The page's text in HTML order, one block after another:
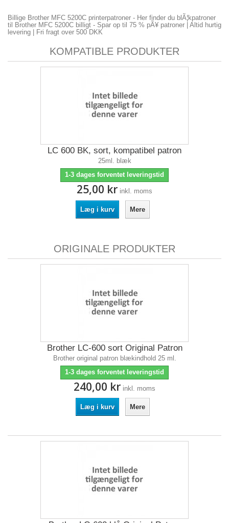
Billige Brother MFC 5200C printerpatroner - Her finder du blÃ¦kpatroner
til Brother MFC 5200C billigt - Spar op til 75 % pÃ¥ patroner | Altid hurtig
levering | Fri fragt over 500 DKK
KOMPATIBLE PRODUKTER
LC 600 BK, sort, kompatibel patron
25ml. blæk
1-3 dages forventet leveringstid
25,00 kr inkl. moms
Læg i kurv Mere
ORIGINALE PRODUKTER
Brother LC-600 sort Original Patron
Brother original patron blækindhold 25 ml.
1-3 dages forventet leveringstid
240,00 kr inkl. moms
Læg i kurv Mere